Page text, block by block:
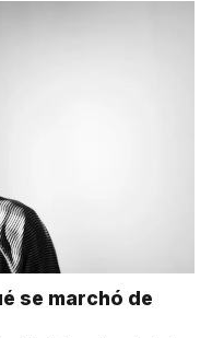
se marchó de